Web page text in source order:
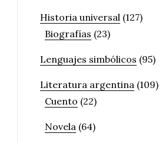
Historia universal (127)
Biografías (23)
Lenguajes simbólicos (95)
Literatura argentina (109)
Cuento (22)
Novela (64)